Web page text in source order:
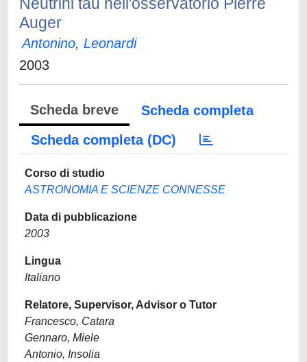
Auger
Antonino, Leonardi
2003
Scheda breve
Scheda completa
Scheda completa (DC)
Corso di studio
ASTRONOMIA E SCIENZE CONNESSE
Data di pubblicazione
2003
Lingua
Italiano
Relatore, Supervisor, Advisor o Tutor
Francesco, Catara
Gennaro, Miele
Antonio, Insolia